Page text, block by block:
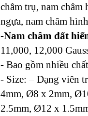
châm trụ, nam
ngựa, nam châm
-Nam châm đất
11,000, 12,000
- Bao gồm nhiều
- Size: – Dạng viên
4mm, Ø8 x 2mm,
2.5mm, Ø12 x